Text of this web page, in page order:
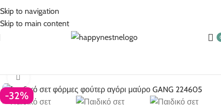
Skip to navigation
Skip to main content
-32%
Click to enlarge
5% Επιπλέον έκπτωση για πληρωμές με κάρτα!